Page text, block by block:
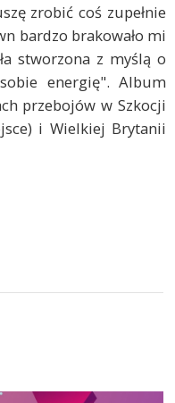
zrobić coś zupełnie
bardzo brakowało mi
stworzona z myślą o
energię". Album
przebojów w Szkocji
i Wielkiej Brytanii